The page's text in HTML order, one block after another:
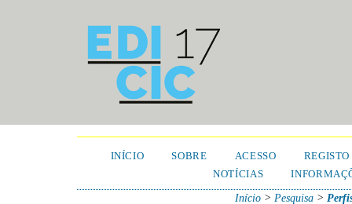
INÍCIO SOBRE ACESSO
REGISTO
NOTÍCIAS
Início >Pesquisa >